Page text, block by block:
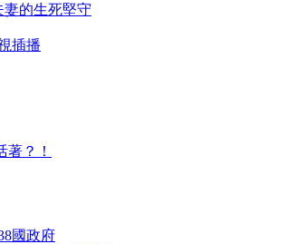
妻的生死堅守
插播
著？！
國政府